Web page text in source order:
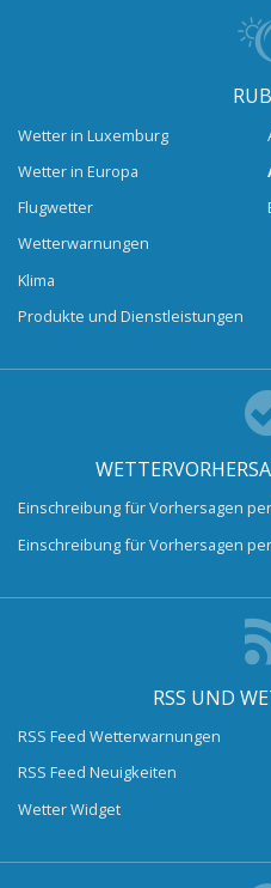
Wetter in Luxemburg
Wetter in Europa
Flugwetter
Wetterwarnungen
Klima
Produkte und Dienstleistungen
Einschreibung für Vorhersagen per
Einschreibung für Vorhersagen
RSS UND
RSS Feed Wetterwarnungen
RSS Feed Neuigkeiten
Wetter Widget